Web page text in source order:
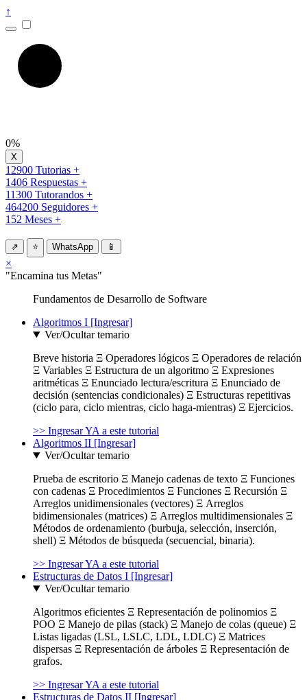
↑
0%
12900 Tutorias +
1406 Respuestas +
11300 Tutorandos +
464200 Seguidores +
152 Meses +
⇗ ⭐ WhatsApp 📱
×
"Encamina tus Metas"
Fundamentos de Desarrollo de Software
Algoritmos I [Ingresar]
Ver/Ocultar temario
Breve historia Ξ Operadores lógicos Ξ Operadores de relación
Ξ Variables Ξ Estructura de un algoritmo Ξ Expresiones
aritméticas Ξ Enunciado lectura/escritura Ξ Enunciado de
decisión (sentencias condicionales) Ξ Estructuras repetitivas
(ciclo para, ciclo mientras, ciclo haga-mientras) Ξ Ejercicios.
>> Ingresar YA a este tutorial
Algoritmos II [Ingresar]
Ver/Ocultar temario
Prueba de escritorio Ξ Manejo cadenas de texto Ξ Funciones
con cadenas Ξ Procedimientos Ξ Funciones Ξ Recursión Ξ
Arreglos unidimensionales (vectores) Ξ Arreglos
bidimensionales (matrices) Ξ Arreglos multidimensionales Ξ
Métodos de ordenamiento (burbuja, selección, inserción,
shell) Ξ Métodos de búsqueda (secuencial, binaria).
>> Ingresar YA a este tutorial
Estructuras de Datos I [Ingresar]
Ver/Ocultar temario
Algoritmos eficientes Ξ Representación de polinomios Ξ
POO Ξ Manejo de pilas (stack) Ξ Manejo de colas (queue) Ξ
Listas ligadas (LSL, LSLC, LDL, LDLC) Ξ Matrices
dispersas Ξ Representación de árboles Ξ Representación de
grafos.
>> Ingresar YA a este tutorial
Estructuras de Datos II [Ingresar]